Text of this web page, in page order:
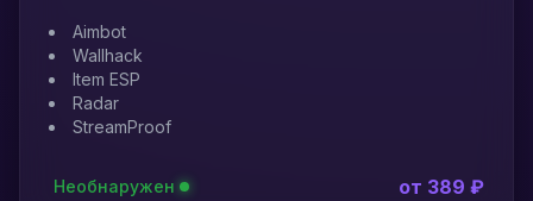
Aimbot
Wallhack
Item ESP
Radar
StreamProof
Необнаружен от 389 ₽